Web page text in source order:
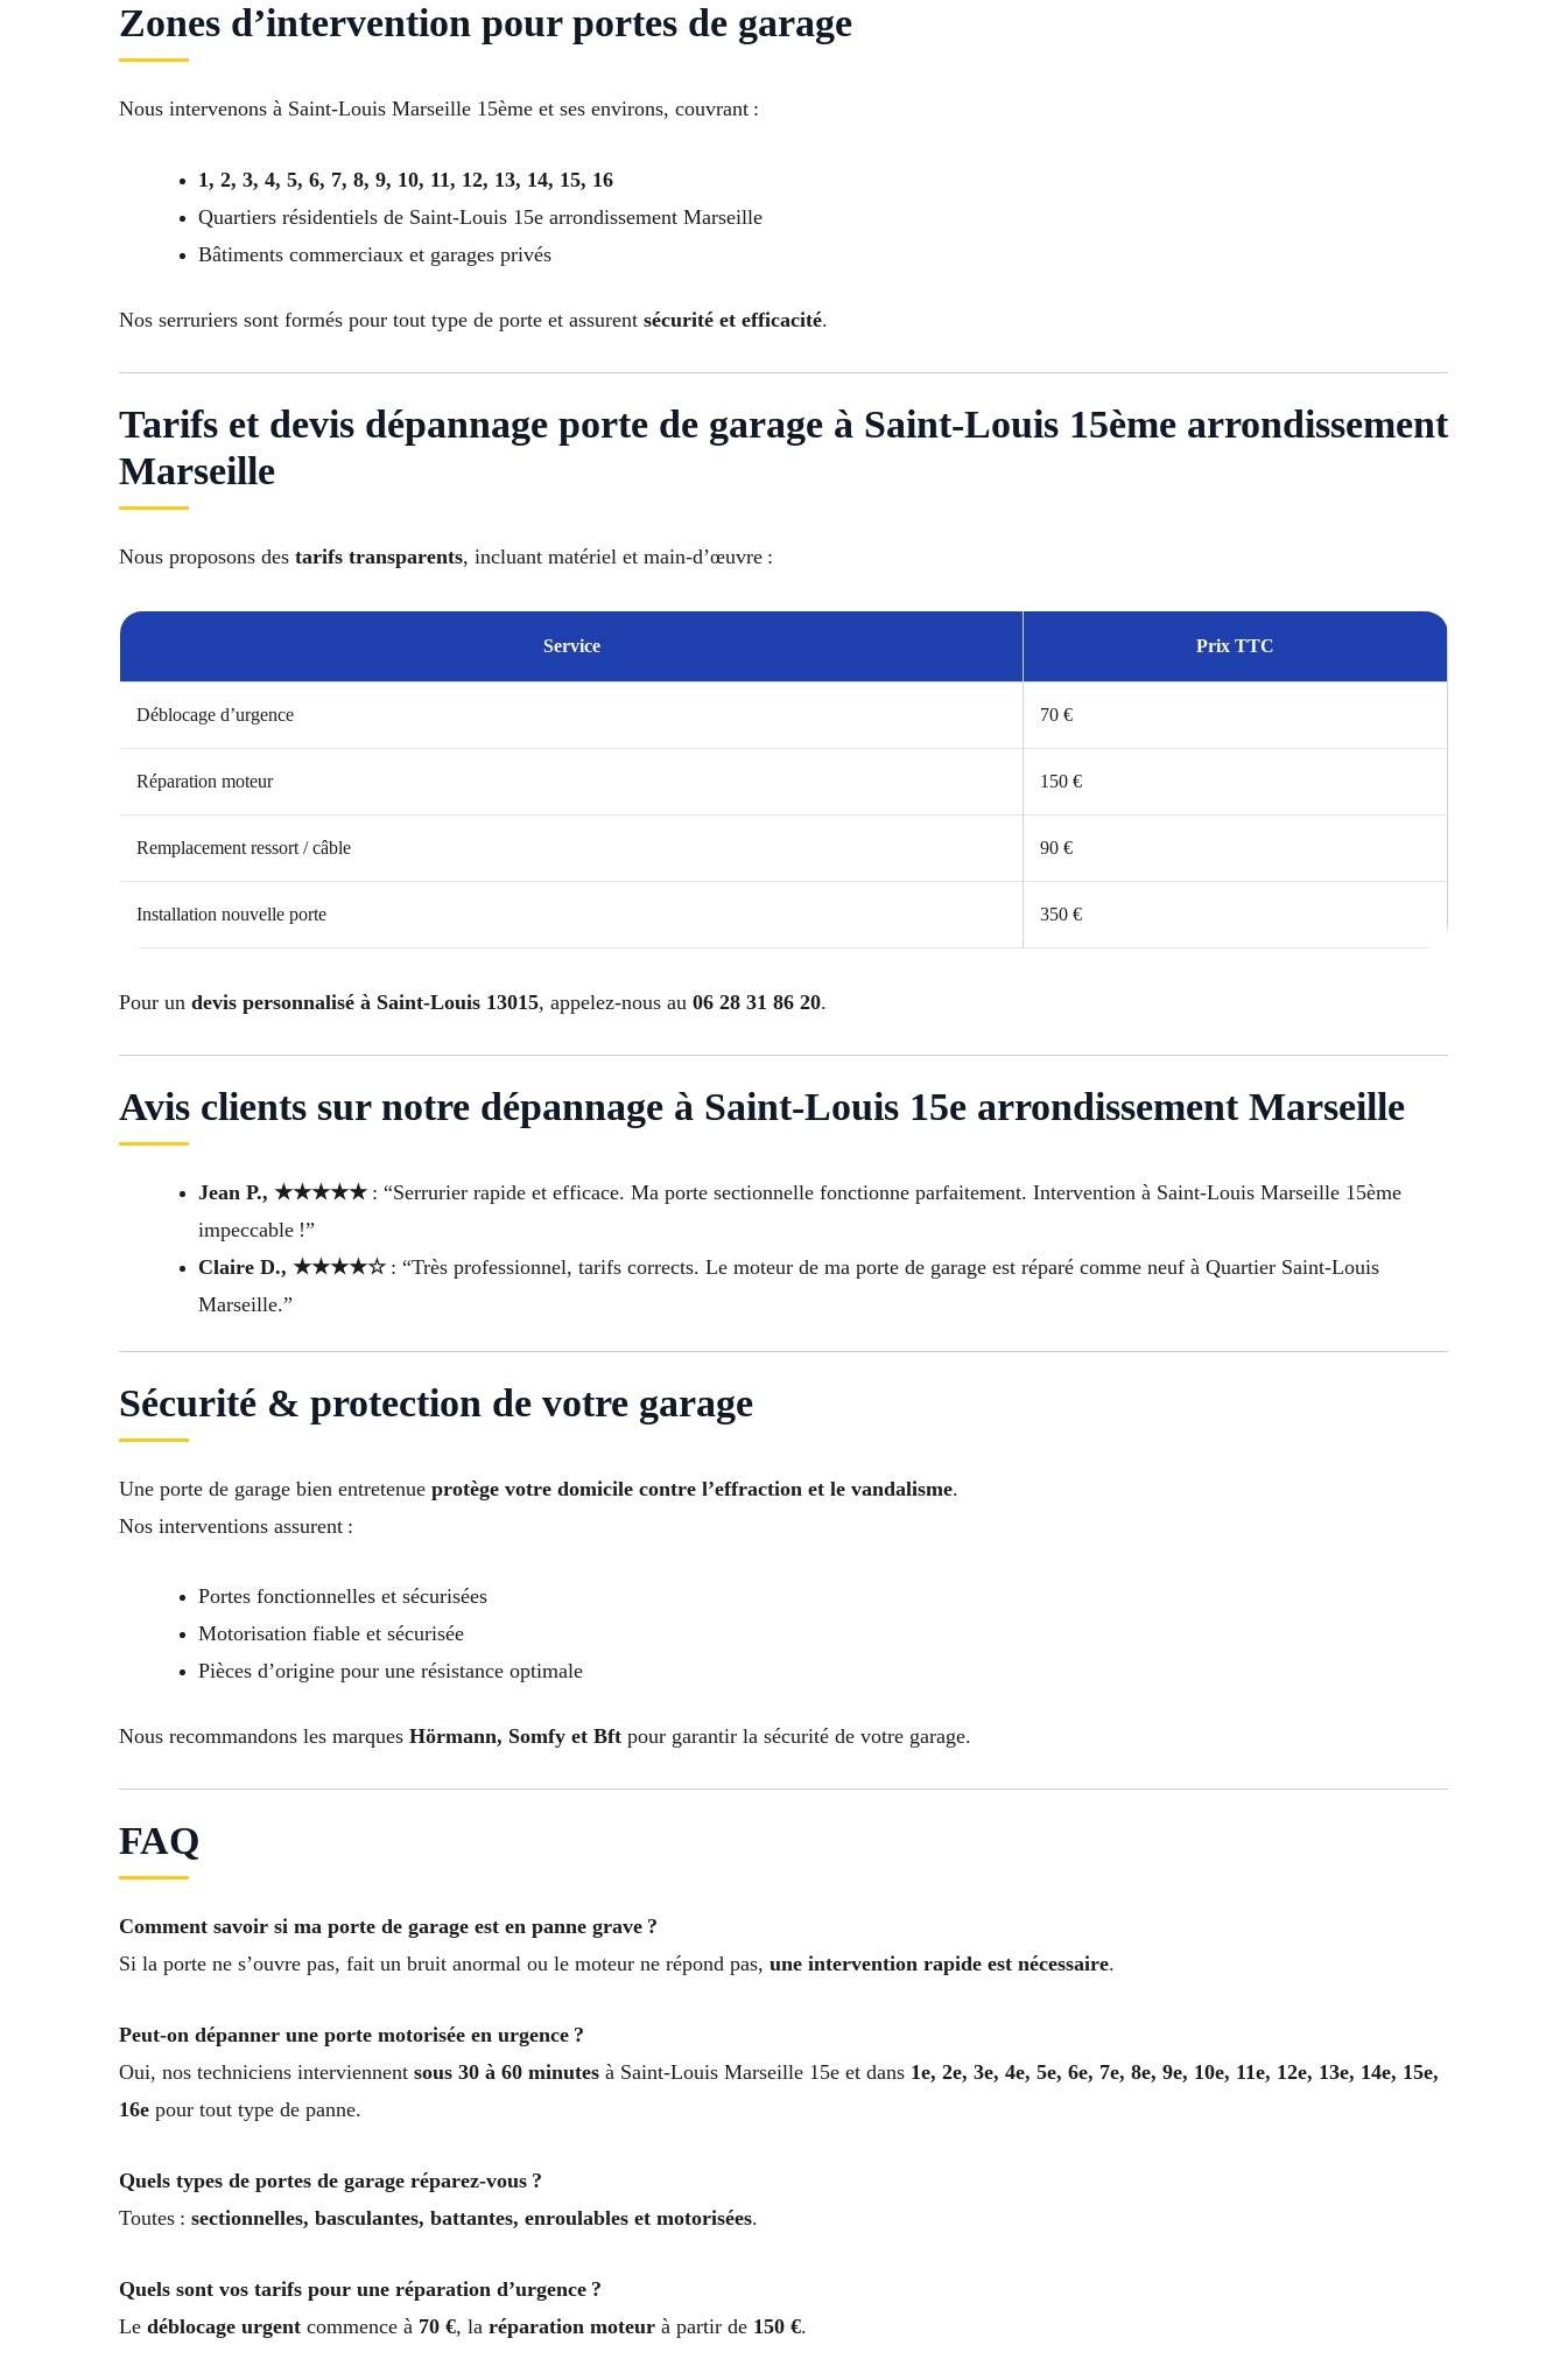
Zones d’intervention pour portes de garage
Nous intervenons à Saint-Louis Marseille 15ème et ses environs, couvrant :
1, 2, 3, 4, 5, 6, 7, 8, 9, 10, 11, 12, 13, 14, 15, 16
Quartiers résidentiels de Saint-Louis 15e arrondissement Marseille
Bâtiments commerciaux et garages privés
Nos serruriers sont formés pour tout type de porte et assurent sécurité et efficacité.
Tarifs et devis dépannage porte de garage à Saint-Louis 15ème arrondissement
Marseille
Nous proposons des tarifs transparents, incluant matériel et main-d’œuvre :
Service Prix TTC
Déblocage d’urgence 70 €
Réparation moteur 150 €
Remplacement ressort / câble 90 €
Installation nouvelle porte 350 €
Pour un devis personnalisé à Saint-Louis 13015, appelez-nous au 06 28 31 86 20.
Avis clients sur notre dépannage à Saint-Louis 15e arrondissement Marseille
Jean P., ★★★★★ : “Serrurier rapide et efficace. Ma porte sectionnelle fonctionne parfaitement. Intervention à Saint-Louis Marseille 15ème
impeccable !”
Claire D., ★★★★☆ : “Très professionnel, tarifs corrects. Le moteur de ma porte de garage est réparé comme neuf à Quartier Saint-Louis
Marseille.”
Sécurité & protection de votre garage
Une porte de garage bien entretenue protège votre domicile contre l’effraction et le vandalisme.
Nos interventions assurent :
Portes fonctionnelles et sécurisées
Motorisation fiable et sécurisée
Pièces d’origine pour une résistance optimale
Nous recommandons les marques Hörmann, Somfy et Bft pour garantir la sécurité de votre garage.
FAQ
Comment savoir si ma porte de garage est en panne grave ?
Si la porte ne s’ouvre pas, fait un bruit anormal ou le moteur ne répond pas, une intervention rapide est nécessaire.
Peut-on dépanner une porte motorisée en urgence ?
Oui, nos techniciens interviennent sous 30 à 60 minutes à Saint-Louis Marseille 15e et dans 1e, 2e, 3e, 4e, 5e, 6e, 7e, 8e, 9e, 10e, 11e, 12e, 13e, 14e, 15e,
16e pour tout type de panne.
Quels types de portes de garage réparez-vous ?
Toutes : sectionnelles, basculantes, battantes, enroulables et motorisées.
Quels sont vos tarifs pour une réparation d’urgence ?
Le déblocage urgent commence à 70 €, la réparation moteur à partir de 150 €.